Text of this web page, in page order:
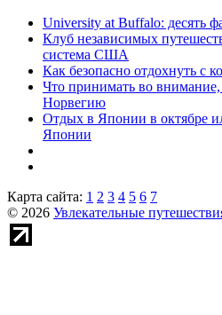
University at Buffalo: десять
Клуб независимых
система США
Как безопасно отдохнуть с
Что принимать во внимание,
Норвегию
Отдых в Японии в октябре
Японии
Карта сайта: 1 2 3 4 5 6 7
© 2026 Увлекательные